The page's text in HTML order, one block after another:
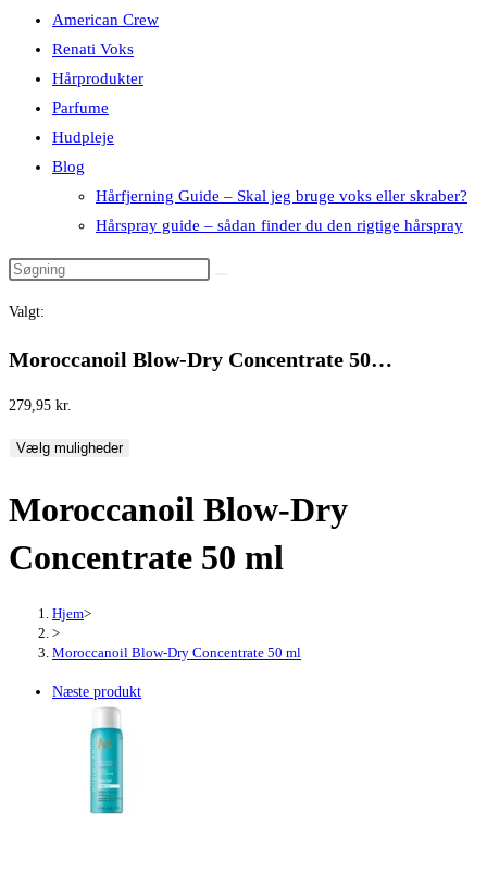
American Crew
Renati Voks
Hårprodukter
Parfume
Hudpleje
Blog
Hårfjerning Guide – Skal jeg bruge voks eller skraber?
Hårspray guide – sådan finder du den rigtige hårspray
Valgt:
Moroccanoil Blow-Dry Concentrate 50…
279,95 kr.
Vælg muligheder
Moroccanoil Blow-Dry
Concentrate 50 ml
Hjem>
>
Moroccanoil Blow-Dry Concentrate 50 ml
Næste produkt